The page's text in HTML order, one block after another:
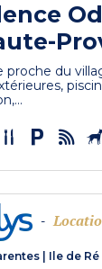
proche du
-
Ile de Ré